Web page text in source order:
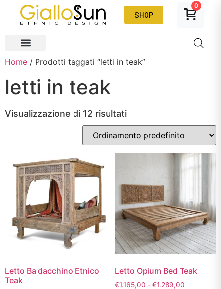
SHOP
0
Home / Prodotti taggati “letti in teak”
letti in teak
Visualizzazione di 12 risultati
Letto Baldacchino Etnico
Teak
Letto Opium Bed Teak
€1.165,00 - €1.289,00